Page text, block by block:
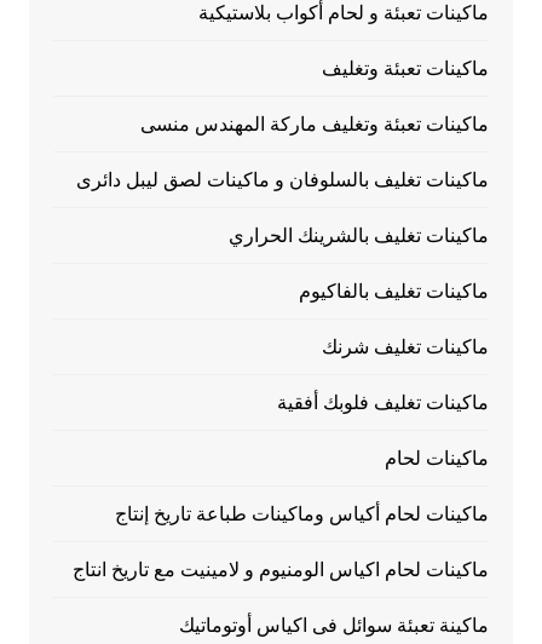
ماكينات تعبئة و لحام أكواب بلاستيكية
ماكينات تعبئة وتغليف
ماكينات تعبئة وتغليف ماركة المهندس منسى
ماكينات تغليف بالسلوفان و ماكينات لصق ليبل دائرى
ماكينات تغليف بالشرينك الحراري
ماكينات تغليف بالفاكيوم
ماكينات تغليف شرنك
ماكينات تغليف فلوبك أفقية
ماكينات لحام
ماكينات لحام أكياس وماكينات طباعة تاريخ إنتاج
ماكينات لحام اكياس الومنيوم و لامينيت مع تاريخ انتاج
ماكينة تعبئة سوائل فى اكياس أوتوماتيك